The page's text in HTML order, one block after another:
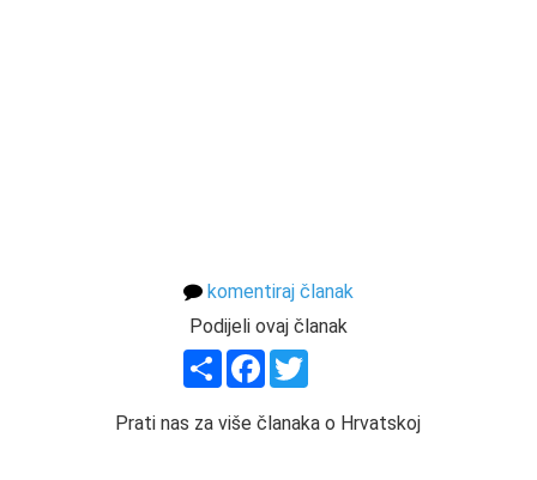
komentiraj članak
Podijeli ovaj članak
ShareFacebook
Prati nas za više članaka o Hrvatskoj